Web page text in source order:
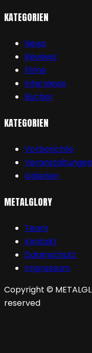
KATEGORIEN
News
Reviews
Filme
Interviews
Bücher
KATEGORIEN
Vorberichte
Veranstaltungen
Galerien
METALGLORY
Team
Kontakt
Datenschutz
Impressum
Copyright ©
reserved